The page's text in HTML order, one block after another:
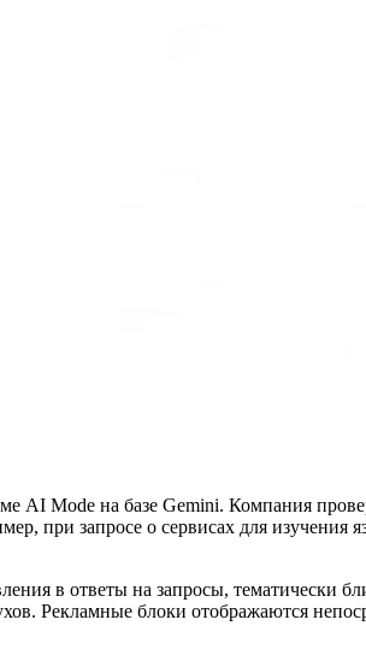
AI Mode на базе Gemini. Компания
при запросе о сервисах для изучения
в ответы на запросы, тематически
Рекламные блоки отображаются